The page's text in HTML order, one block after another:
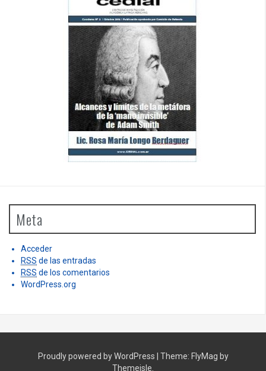
Meta
Acceder
RSS de las entradas
RSS de los comentarios
WordPress.org
Proudly powered by WordPress Theme: FlyMag by
Themeisle.